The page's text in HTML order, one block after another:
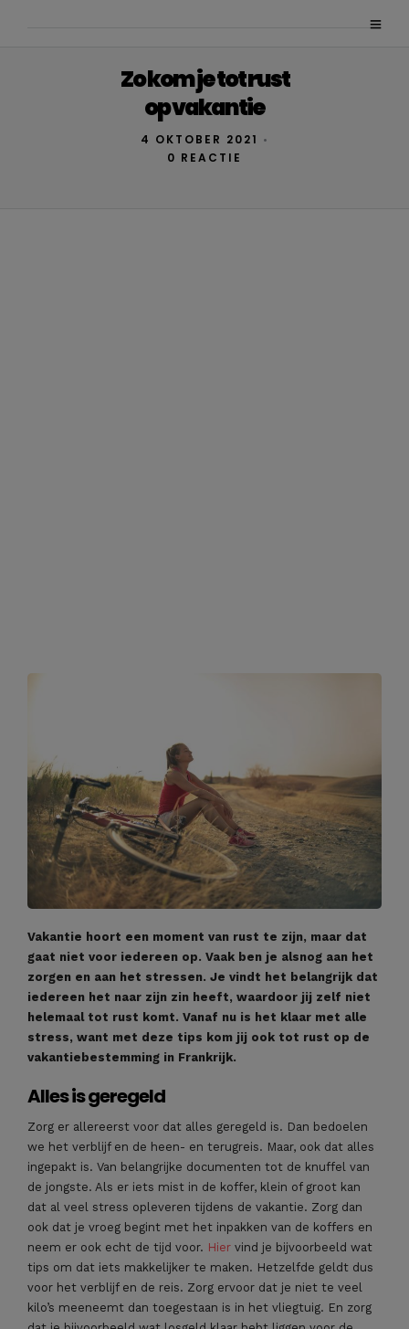
Zo kom je tot rust
op vakantie
4 OKTOBER 2021 •
0 REACTIE
Vakantie hoort een moment van rust te zijn, maar dat
gaat niet voor iedereen op. Vaak ben je alsnog aan het
zorgen en aan het stressen. Je vindt het belangrijk dat
iedereen het naar zijn zin heeft, waardoor jij zelf niet
helemaal tot rust komt. Vanaf nu is het klaar met alle
stress, want met deze tips kom jij ook tot rust op de
vakantiebestemming in Frankrijk.
Alles is geregeld
Zorg er allereerst voor dat alles geregeld is. Dan bedoelen
we het verblijf en de heen- en terugreis. Maar, ook dat alles
ingepakt is. Van belangrijke documenten tot de knuffel van
de jongste. Als er iets mist in de koffer, klein of groot kan
dat al veel stress opleveren tijdens de vakantie. Zorg dan
ook dat je vroeg begint met het inpakken van de koffers en
neem er ook echt de tijd voor. Hier vind je bijvoorbeeld wat
tips om dat iets makkelijker te maken. Hetzelfde geldt dus
voor het verblijf en de reis. Zorg ervoor dat je niet te veel
kilo’s meeneemt dan toegestaan is in het vliegtuig. En zorg